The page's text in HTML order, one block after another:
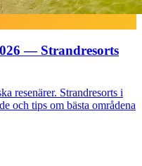
— Strandresorts
resenärer. Strandresorts i
och tips om bästa områdena